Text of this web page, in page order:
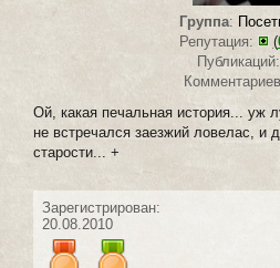
Группа:
Репутация:
(
Ой, какая печальная история... уж
не встречался заезжий ловелас, и
старости... +
Зарегистрирован:
20.08.2010